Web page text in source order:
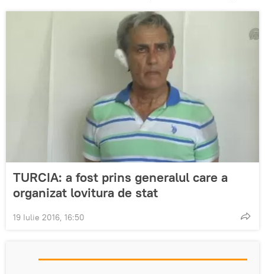
TURCIA: a fost prins generalul care a
organizat lovitura de stat
19 Iulie 2016, 16:50